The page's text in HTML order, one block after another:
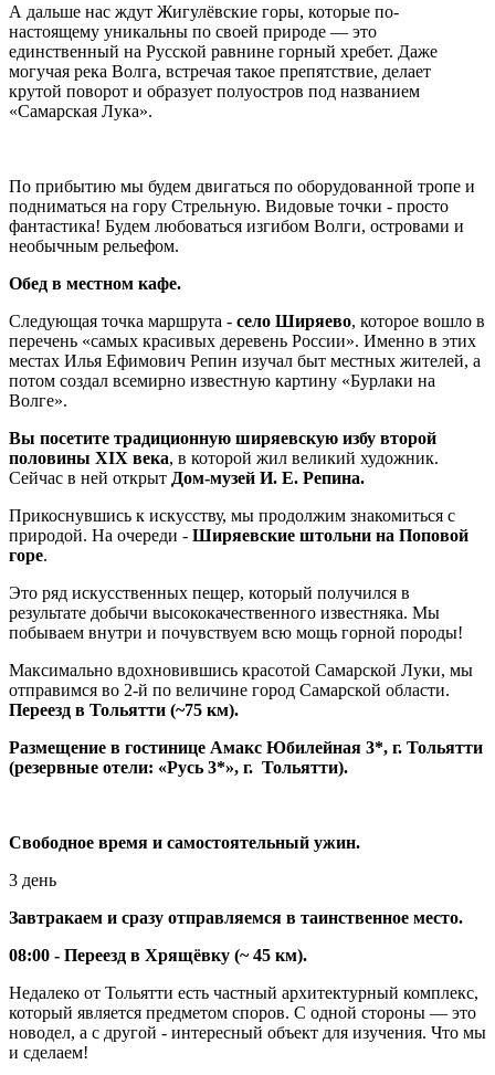
А дальше нас ждут Жигулёвские горы, которые по-
настоящему уникальны по своей природе — это
единственный на Русской равнине горный хребет. Даже
могучая река Волга, встречая такое препятствие, делает
крутой поворот и образует полуостров под названием
«Самарская Лука».
По прибытию мы будем двигаться по оборудованной тропе и
подниматься на гору Стрельную. Видовые точки - просто
фантастика! Будем любоваться изгибом Волги, островами и
необычным рельефом.
Обед в местном кафе.
Следующая точка маршрута - село Ширяево, которое вошло в
перечень «самых красивых деревень России». Именно в этих
местах Илья Ефимович Репин изучал быт местных жителей, а
потом создал всемирно известную картину «Бурлаки на
Волге».
Вы посетите традиционную ширяевскую избу второй
половины XIX века, в которой жил великий художник.
Сейчас в ней открыт Дом-музей И. Е. Репина.
Прикоснувшись к искусству, мы продолжим знакомиться с
природой. На очереди - Ширяевские штольни на Поповой
горе.
Это ряд искусственных пещер, который получился в
результате добычи высококачественного известняка. Мы
побываем внутри и почувствуем всю мощь горной породы!
Максимально вдохновившись красотой Самарской Луки, мы
отправимся во 2-й по величине город Самарской области.
Переезд в Тольятти (~75 км).
Размещение в гостинице Амакс Юбилейная 3*, г. Тольятти
(резервные отели: «Русь 3*», г. Тольятти).
Свободное время и самостоятельный ужин.
3 день
Завтракаем и сразу отправляемся в таинственное место.
08:00 - Переезд в Хрящёвку (~ 45 км).
Недалеко от Тольятти есть частный архитектурный комплекс,
который является предметом споров. С одной стороны — это
новодел, а с другой - интересный объект для изучения. Что мы
и сделаем!